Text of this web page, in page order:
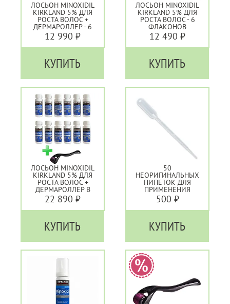
ЛОСЬОН MINOXIDIL
KIRKLAND 5% ДЛЯ
РОСТА ВОЛОС +
ДЕРМАРОЛЛЕР - 6
ФЛАКОНОВ
12 990 ₽
КУПИТЬ
ЛОСЬОН MINOXIDIL
KIRKLAND 5% ДЛЯ
РОСТА ВОЛОС - 6
ФЛАКОНОВ
12 490 ₽
КУПИТЬ
ЛОСЬОН MINOXIDIL
KIRKLAND 5% ДЛЯ
РОСТА ВОЛОС +
ДЕРМАРОЛЛЕР В
ПОДАРОК - 12
ФЛАКОНОВ
22 890 ₽
КУПИТЬ
50
НЕОРИГИНАЛЬНЫХ
ПИПЕТОК ДЛЯ
ПРИМЕНЕНИЯ
MINOXIDIL KIRKLAND
5%
500 ₽
КУПИТЬ